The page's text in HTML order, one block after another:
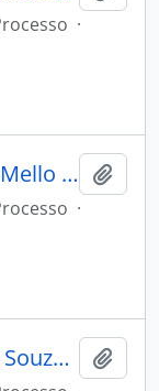
·
AVISO RÉGIO de Martinho de Mello e Castro ao [Governador e Capitão-General da Capitania de Mato Grosso] João de Albuquerque de Mello Pereira e Cáceres.
·
AVISO RÉGIO de Luiz Pinto de Souza ao [Governador e Capitão General da Capitania de Mato Grosso] João de Albuquerque de Melo Pereira e Cáceres.